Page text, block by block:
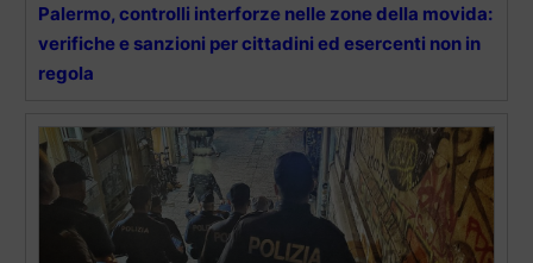
Palermo, controlli interforze nelle zone della movida:
verifiche e sanzioni per cittadini ed esercenti non in
regola